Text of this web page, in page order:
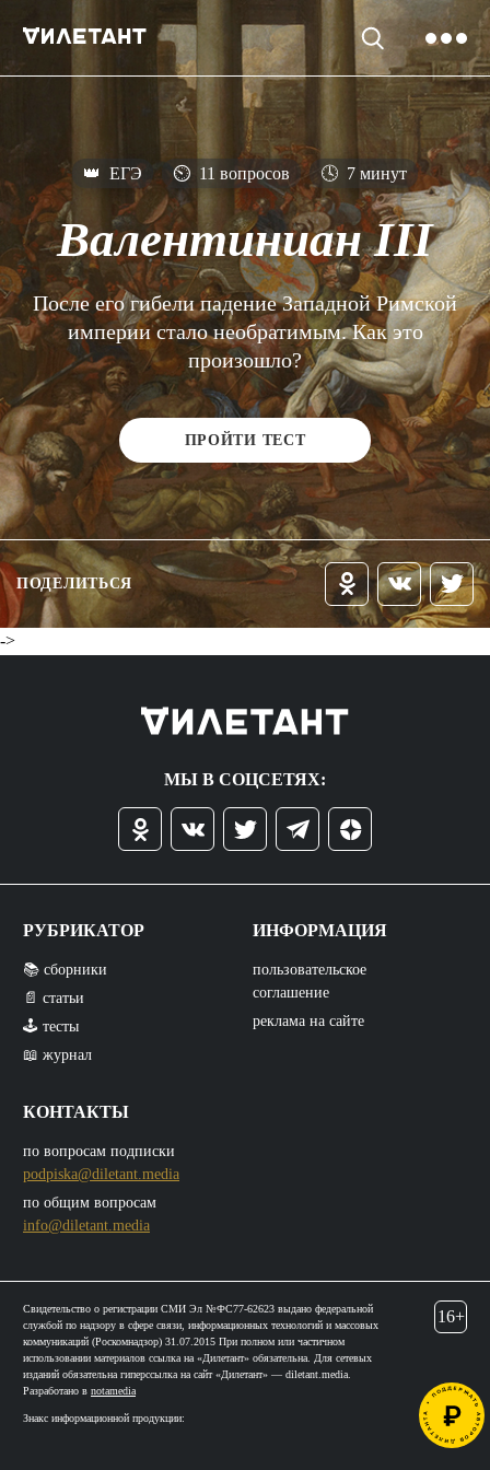
👑 ЕГЭ ⏲ 11 вопросов 🕓 7 минут
Валентиниан III
После его гибели падение Западной Римской
империи стало необратимым. Как это
произошло?
ПРОЙТИ ТЕСТ
ПОДЕЛИТЬСЯ
->
МЫ В СОЦСЕТЯХ:
РУБРИКАТОР
📚 сборники
📄 статьи
🕹️ тесты
📖 журнал
КОНТАКТЫ
по вопросам подписки
podpiska@diletant.media
по общим вопросам
info@diletant.media
ИНФОРМАЦИЯ
пользовательское
соглашение
реклама на сайте
Свидетельство о регистрации СМИ Эл №ФС77-62623 выдано федеральной
службой по надзору в сфере связи, информационных технологий и массовых
коммуникаций (Роскомнадзор) 31.07.2015 При полном или частичном
использовании материалов ссылка на «Дилетант» обязательна. Для сетевых
изданий обязательна гиперссылка на сайт «Дилетант» — diletant.media.
Разработано в notamedia
Знакс информационной продукции:
16+